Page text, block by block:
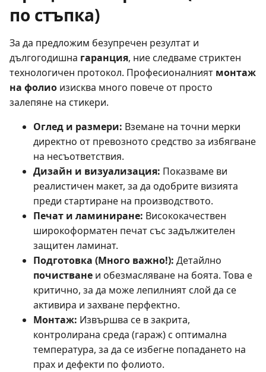
по стъпка)
За да предложим безупречен резултат и
дългогодишна гаранция, ние следваме стриктен
технологичен протокол. Професионалният монтаж
на фолио изисква много повече от просто
залепяне на стикери.
Оглед и размери: Вземане на точни мерки
директно от превозното средство за избягване
на несъответствия.
Дизайн и визуализация: Показваме ви
реалистичен макет, за да одобрите визията
преди стартиране на производството.
Печат и ламиниране: Висококачествен
широкоформатен печат със задължителен
защитен ламинат.
Подготовка (Много важно!): Детайлно
почистване и обезмасляване на боята. Това е
критично, за да може лепилният слой да се
активира и захване перфектно.
Монтаж: Извършва се в закрита,
контролирана среда (гараж) с оптимална
температура, за да се избегне попадането на
прах и дефекти по фолиото.